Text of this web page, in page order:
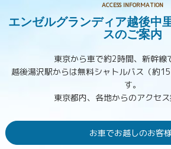
ACCESS INFORMATION
エンゼルグランディア越後中
スのご案内
東京から車で約2時間、新幹線
越後湯沢駅からは無料シャトルバス（約
す。
東京都内、各地からのアクセス
お車でお越しのお客